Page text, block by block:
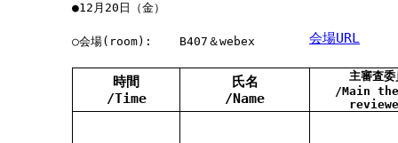
●12月20日（金）
○会場(room): B407＆webex 会場URL
時間
/Time
氏名
/Name
主審査委
/Main